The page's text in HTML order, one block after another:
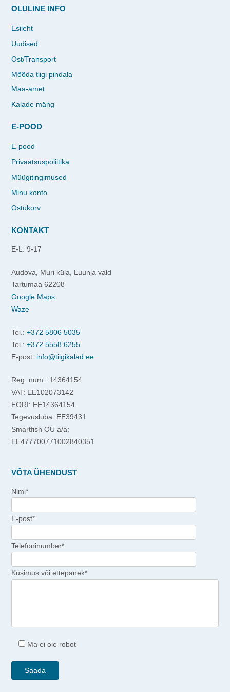
OLULINE INFO
Esileht
Uudised
Ost/Transport
Mõõda tiigi pindala
Maa-amet
Kalade mäng
E-POOD
E-pood
Privaatsuspoliitika
Müügitingimused
Minu konto
Ostukorv
KONTAKT
E-L: 9-17
Audova, Muri küla, Luunja vald
Tartumaa 62208
Google Maps
Waze
Tel.: +372 5806 5035
Tel.: +372 5558 6255
E-post: info@tiigikalad.ee
Reg. num.: 14364154
VAT: EE102073142
EORI: EE14364154
Tegevusluba: EE39431
Smartfish OÜ a/a:
EE477700771002840351
VÕTA ÜHENDUST
Nimi*
E-post*
Telefoninumber*
Küsimus või ettepanek*
Ma ei ole robot